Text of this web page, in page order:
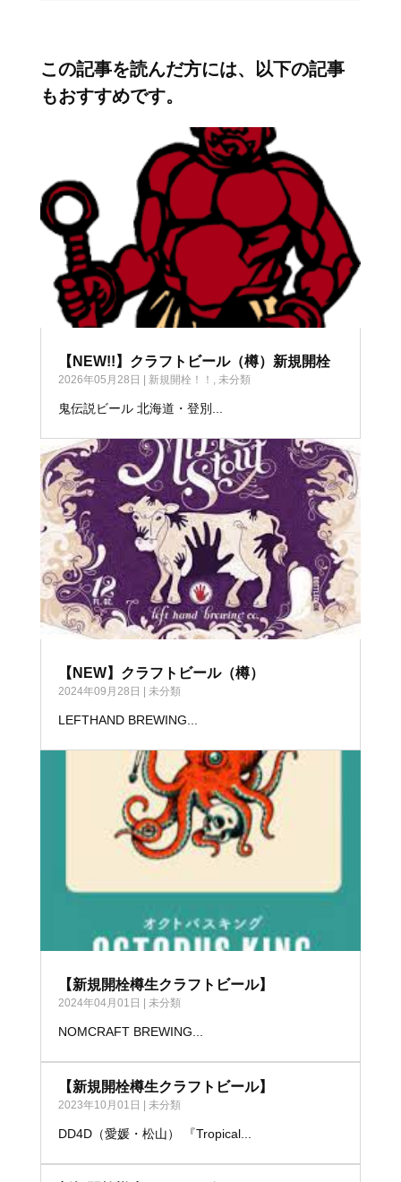
この記事を読んだ方には、以下の記事
もおすすめです。
【NEW!!】クラフトビール（樽）新規開栓
2026年05月28日 | 新規開栓！！ 未分類
鬼伝説ビール 北海道・登別...
【NEW】クラフトビール（樽）
2024年09月28日 | 未分類
LEFTHAND BREWING...
【新規開栓樽生クラフトビール】
2024年04月01日 | 未分類
NOMCRAFT BREWING...
【新規開栓樽生クラフトビール】
2023年10月01日 | 未分類
DD4D（愛媛・松山） 『Tropical...